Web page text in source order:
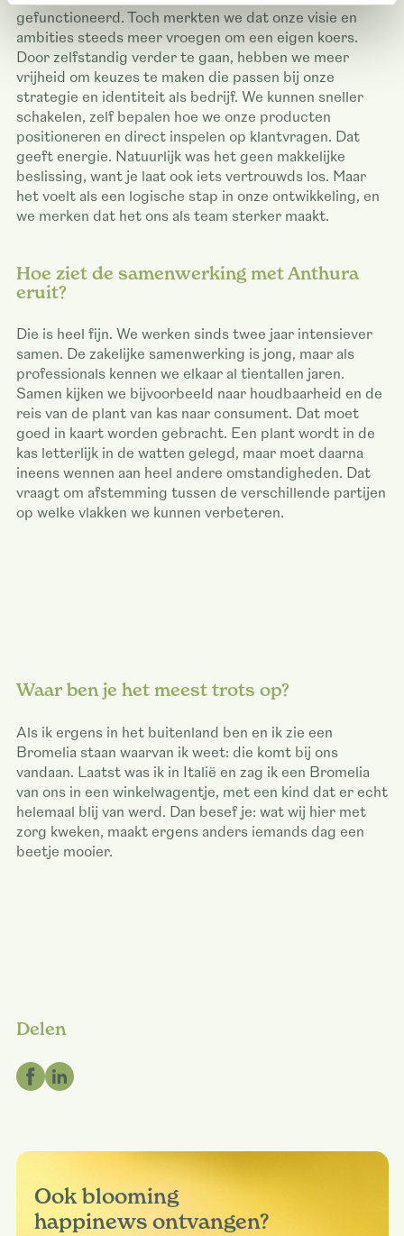
gefunctioneerd. Toch merkten we dat onze visie en
ambities steeds meer vroegen om een eigen koers.
Door zelfstandig verder te gaan, hebben we meer
vrijheid om keuzes te maken die passen bij onze
strategie en identiteit als bedrijf. We kunnen sneller
schakelen, zelf bepalen hoe we onze producten
positioneren en direct inspelen op klantvragen. Dat
geeft energie. Natuurlijk was het geen makkelijke
beslissing, want je laat ook iets vertrouwds los. Maar
het voelt als een logische stap in onze ontwikkeling, en
we merken dat het ons als team sterker maakt.
Hoe ziet de samenwerking met Anthura
eruit?
Die is heel fijn. We werken sinds twee jaar intensiever
samen. De zakelijke samenwerking is jong, maar als
professionals kennen we elkaar al tientallen jaren.
Samen kijken we bijvoorbeeld naar houdbaarheid en de
reis van de plant van kas naar consument. Dat moet
goed in kaart worden gebracht. Een plant wordt in de
kas letterlijk in de watten gelegd, maar moet daarna
ineens wennen aan heel andere omstandigheden. Dat
vraagt om afstemming tussen de verschillende partijen
op welke vlakken we kunnen verbeteren.
Waar ben je het meest trots op?
Als ik ergens in het buitenland ben en ik zie een
Bromelia staan waarvan ik weet: die komt bij ons
vandaan. Laatst was ik in Italië en zag ik een Bromelia
van ons in een winkelwagentje, met een kind dat er echt
helemaal blij van werd. Dan besef je: wat wij hier met
zorg kweken, maakt ergens anders iemands dag een
beetje mooier.
Delen
Ook blooming
happinews ontvangen?